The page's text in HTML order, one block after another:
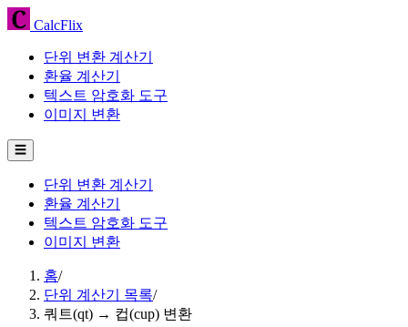
CalcFlix
단위 변환 계산기
환율 계산기
텍스트 암호화 도구
이미지 변환
☰
단위 변환 계산기
환율 계산기
텍스트 암호화 도구
이미지 변환
홈/
단위 계산기 목록/
쿼트(qt) → 컵(cup) 변환